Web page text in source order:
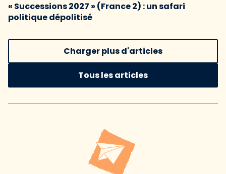
« Successions 2027 » (France 2) : un safari
politique dépolitisé
Charger plus d'articles
Tous les articles